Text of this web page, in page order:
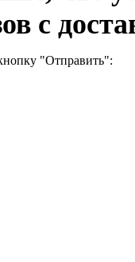
с
"Отправить":